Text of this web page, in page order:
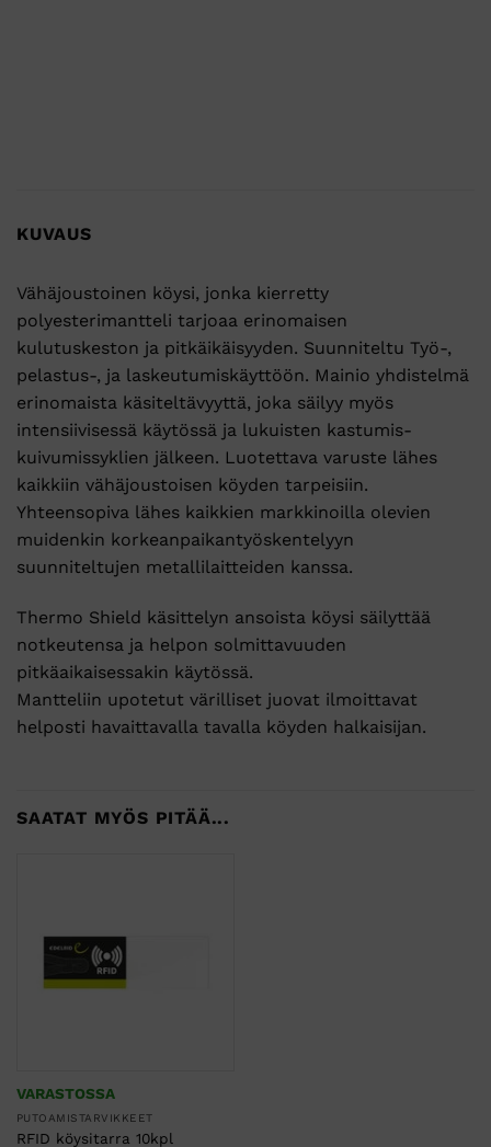
KUVAUS
Vähäjoustoinen köysi, jonka kierretty
polyesterimantteli tarjoaa erinomaisen
kulutuskeston ja pitkäikäisyyden. Suunniteltu Työ-,
pelastus-, ja laskeutumiskäyttöön. Mainio yhdistelmä
erinomaista käsiteltävyyttä, joka säilyy myös
intensiivisessä käytössä ja lukuisten kastumis-
kuivumissyklien jälkeen. Luotettava varuste lähes
kaikkiin vähäjoustoisen köyden tarpeisiin.
Yhteensopiva lähes kaikkien markkinoilla olevien
muidenkin korkeanpaikantyöskentelyyn
suunniteltujen metallilaitteiden kanssa.
Thermo Shield käsittelyn ansoista köysi säilyttää
notkeutensa ja helpon solmittavuuden
pitkäaikaisessakin käytössä.
Mantteliin upotetut värilliset juovat ilmoittavat
helposti havaittavalla tavalla köyden halkaisijan.
SAATAT MYÖS PITÄÄ...
VARASTOSSA
PUTOAMISTARVIKKEET
RFID köysitarra 10kpl